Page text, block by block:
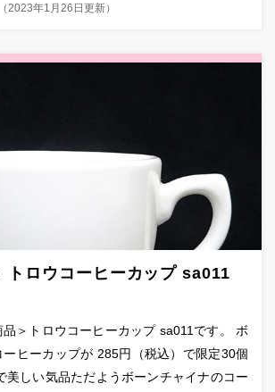
（2023年1月26日更新）
トロウコーヒーカップ sa011
品＞トロウコーヒーカップ sa011です。 ボ
ーヒーカップが 285円（税込）で限定30個
美しい気品ただようボーンチャイナのコー